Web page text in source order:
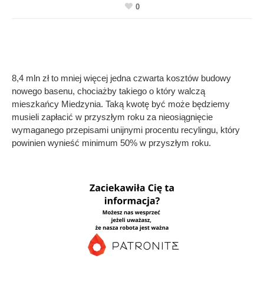
0
8,4 mln zł to mniej więcej jedna czwarta kosztów budowy
nowego basenu, chociażby takiego o który walczą
mieszkańcy Miedzynia. Taką kwotę być może będziemy
musieli zapłacić w przyszłym roku za nieosiągnięcie
wymaganego przepisami unijnymi procentu recylingu, który
powinien wynieść minimum 50% w przyszłym roku.